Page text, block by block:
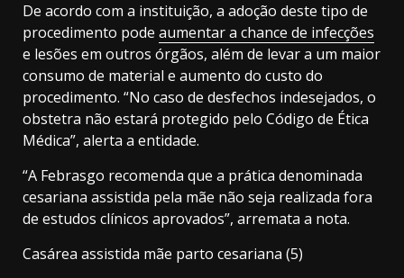
De acordo com a instituição, a adoção deste tipo de
procedimento pode aumentar a chance de infecções
e lesões em outros órgãos, além de levar a um maior
consumo de material e aumento do custo do
procedimento. “No caso de desfechos indesejados, o
obstetra não estará protegido pelo Código de Ética
Médica”, alerta a entidade.
“A Febrasgo recomenda que a prática denominada
cesariana assistida pela mãe não seja realizada fora
de estudos clínicos aprovados”, arremata a nota.
Casárea assistida mãe parto cesariana (5)